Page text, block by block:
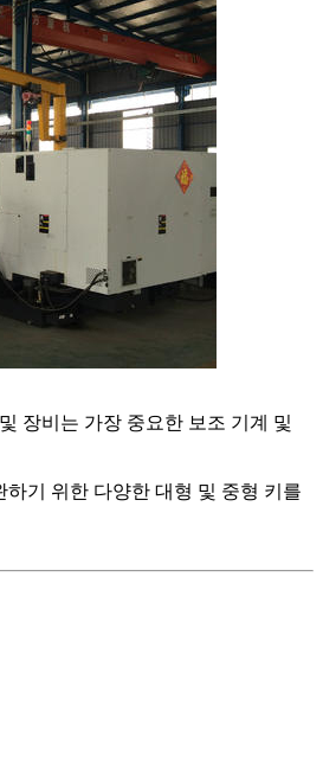
장비는 가장 중요한 보조 기계 및
기 위한 다양한 대형 및 중형 키를